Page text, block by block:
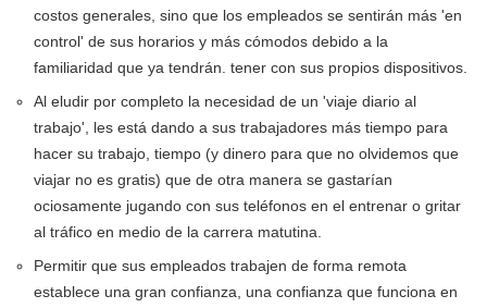
costos generales, sino que los empleados se sentirán más 'en
control' de sus horarios y más cómodos debido a la
familiaridad que ya tendrán. tener con sus propios dispositivos.
Al eludir por completo la necesidad de un 'viaje diario al
trabajo', les está dando a sus trabajadores más tiempo para
hacer su trabajo, tiempo (y dinero para que no olvidemos que
viajar no es gratis) que de otra manera se gastarían
ociosamente jugando con sus teléfonos en el entrenar o gritar
al tráfico en medio de la carrera matutina.
Permitir que sus empleados trabajen de forma remota
establece una gran confianza, una confianza que funciona en